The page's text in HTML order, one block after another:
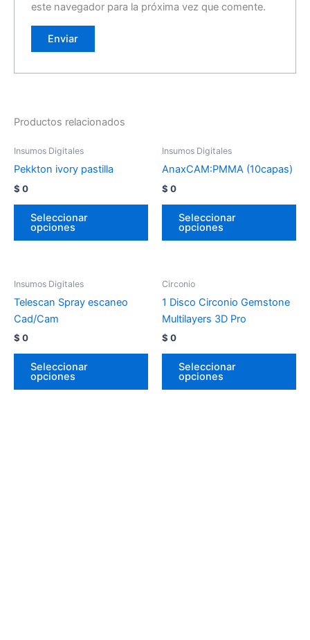
este navegador para la próxima vez que comente.
Productos relacionados
Insumos Digitales
Pekkton ivory pastilla
$ 0
Seleccionar
opciones
Insumos Digitales
AnaxCAM:PMMA (10capas)
$ 0
Seleccionar
opciones
Insumos Digitales
Telescan Spray escaneo
Cad/Cam
$ 0
Seleccionar
opciones
Circonio
1 Disco Circonio Gemstone
Multilayers 3D Pro
$ 0
Seleccionar
opciones